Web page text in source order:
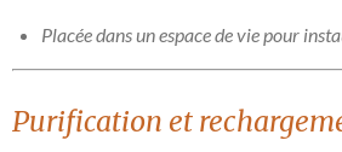
Placée dans un espace de vie pour
Purification et